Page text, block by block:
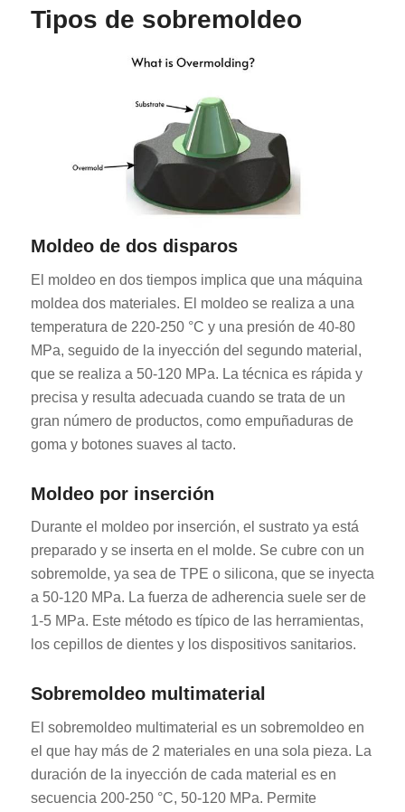
Tipos de sobremoldeo
Moldeo de dos disparos
El moldeo en dos tiempos implica que una máquina
moldea dos materiales. El moldeo se realiza a una
temperatura de 220-250 °C y una presión de 40-80
MPa, seguido de la inyección del segundo material,
que se realiza a 50-120 MPa. La técnica es rápida y
precisa y resulta adecuada cuando se trata de un
gran número de productos, como empuñaduras de
goma y botones suaves al tacto.
Moldeo por inserción
Durante el moldeo por inserción, el sustrato ya está
preparado y se inserta en el molde. Se cubre con un
sobremolde, ya sea de TPE o silicona, que se inyecta
a 50-120 MPa. La fuerza de adherencia suele ser de
1-5 MPa. Este método es típico de las herramientas,
los cepillos de dientes y los dispositivos sanitarios.
Sobremoldeo multimaterial
El sobremoldeo multimaterial es un sobremoldeo en
el que hay más de 2 materiales en una sola pieza. La
duración de la inyección de cada material es en
secuencia 200-250 °C, 50-120 MPa. Permite